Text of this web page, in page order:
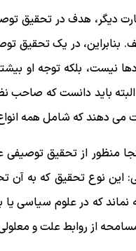
دیگر، هدف در تحقیق
بنابراین، در یک تحقیق
نیست، بلکه توجه او
البته باید دانست که صاحب
دهند که شامل همه
منظور از تحقیق
این نوع تحقیق که به آن
نماند که در علوم سیاسی
از روابط علت و